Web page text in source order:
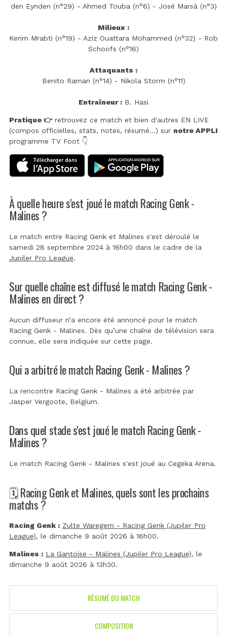
den Eynden (n°29) - Ahmed Touba (n°6) - José Marsà (n°3)
Milieux :
Kerim Mrabti (n°19) - Aziz Ouattara Mohammed (n°32) - Rob
Schoofs (n°16)
Attaquants :
Benito Raman (n°14) - Nikola Storm (n°11)
Entraîneur : B. Hasi
Pratique 👉retrouvez ce match et bien d'autres EN LIVE
(compos officielles, stats, notes, résumé...) sur notre APPLI
programme TV Foot 👇
À quelle heure s'est joué le match Racing Genk -
Malines ?
Le match entre Racing Genk et Malines s'est déroulé le
samedi 28 septembre 2024 à 16h00 dans le cadre de la
Jupiler Pro League.
Sur quelle chaîne est diffusé le match Racing Genk -
Malines en direct ?
Aucun diffuseur n’a encore été annoncé pour le match
Racing Genk - Malines. Dès qu’une chaîne de télévision sera
connue, elle sera indiquée sur cette page.
Qui a arbitré le match Racing Genk - Malines ?
La rencontre Racing Genk - Malines a été arbitrée par
Jasper Vergoote, Belgium.
Dans quel stade s'est joué le match Racing Genk -
Malines ?
Le match Racing Genk - Malines s'est joué au Cegeka Arena.
🗓️ Racing Genk et Malines, quels sont les prochains
matchs ?
Racing Genk : Zulte Waregem - Racing Genk (Jupiler Pro
League), le dimanche 9 août 2026 à 16h00.
Malines : La Gantoise - Malines (Jupiler Pro League), le
dimanche 9 août 2026 à 13h30.
RÉSUMÉ DU MATCH
COMPOSITION